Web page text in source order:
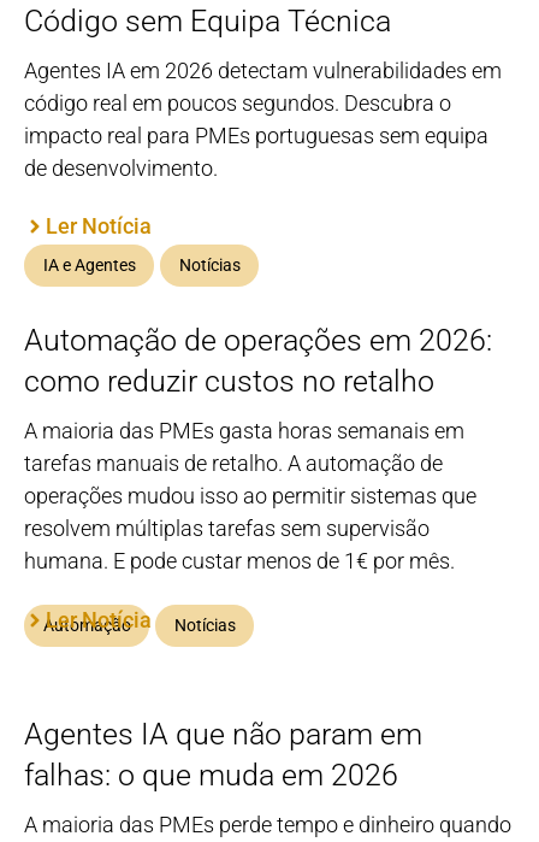
IA e Agentes Notícias
Código sem Equipa Técnica
Agentes IA em 2026 detectam vulnerabilidades em
código real em poucos segundos. Descubra o
impacto real para PMEs portuguesas sem equipa
de desenvolvimento.
Ler Notícia
Automação Notícias
Automação de operações em 2026:
como reduzir custos no retalho
A maioria das PMEs gasta horas semanais em
tarefas manuais de retalho. A automação de
operações mudou isso ao permitir sistemas que
resolvem múltiplas tarefas sem supervisão
humana. E pode custar menos de 1€ por mês.
Ler Notícia
Agentes IA que não param em
falhas: o que muda em 2026
A maioria das PMEs perde tempo e dinheiro quando